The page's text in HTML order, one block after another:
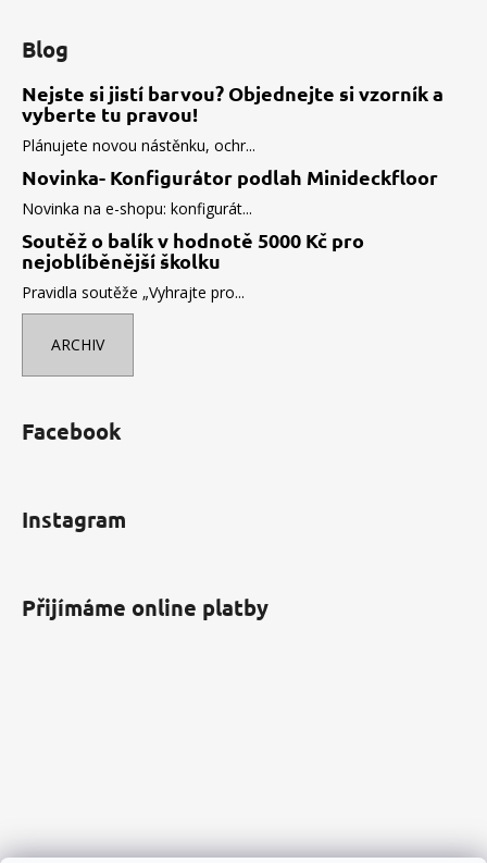
Blog
Nejste si jistí barvou? Objednejte si vzorník a
vyberte tu pravou!
Plánujete novou nástěnku, ochr...
Novinka- Konfigurátor podlah Minideckfloor
Novinka na e-shopu: konfigurát...
Soutěž o balík v hodnotě 5000 Kč pro
nejoblíběnější školku
Pravidla soutěže „Vyhrajte pro...
ARCHIV
Facebook
Instagram
Přijímáme online platby